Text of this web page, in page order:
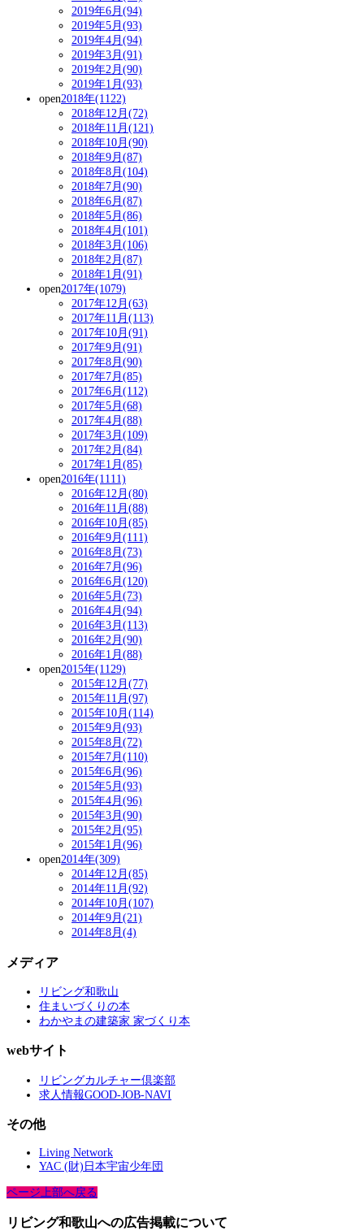
2019年6月(94)
2019年5月(93)
2019年4月(94)
2019年3月(91)
2019年2月(90)
2019年1月(93)
open2018年(1122)
2018年12月(72)
2018年11月(121)
2018年10月(90)
2018年9月(87)
2018年8月(104)
2018年7月(90)
2018年6月(87)
2018年5月(86)
2018年4月(101)
2018年3月(106)
2018年2月(87)
2018年1月(91)
open2017年(1079)
2017年12月(63)
2017年11月(113)
2017年10月(91)
2017年9月(91)
2017年8月(90)
2017年7月(85)
2017年6月(112)
2017年5月(68)
2017年4月(88)
2017年3月(109)
2017年2月(84)
2017年1月(85)
open2016年(1111)
2016年12月(80)
2016年11月(88)
2016年10月(85)
2016年9月(111)
2016年8月(73)
2016年7月(96)
2016年6月(120)
2016年5月(73)
2016年4月(94)
2016年3月(113)
2016年2月(90)
2016年1月(88)
open2015年(1129)
2015年12月(77)
2015年11月(97)
2015年10月(114)
2015年9月(93)
2015年8月(72)
2015年7月(110)
2015年6月(96)
2015年5月(93)
2015年4月(96)
2015年3月(90)
2015年2月(95)
2015年1月(96)
open2014年(309)
2014年12月(85)
2014年11月(92)
2014年10月(107)
2014年9月(21)
2014年8月(4)
メディア
リビング和歌山
住まいづくりの本
わかやまの建築家 家づくり本
webサイト
リビングカルチャー倶楽部
求人情報GOOD-JOB-NAVI
その他
Living Network
YAC (財)日本宇宙少年団
ページ上部へ戻る
リビング和歌山への広告掲載について